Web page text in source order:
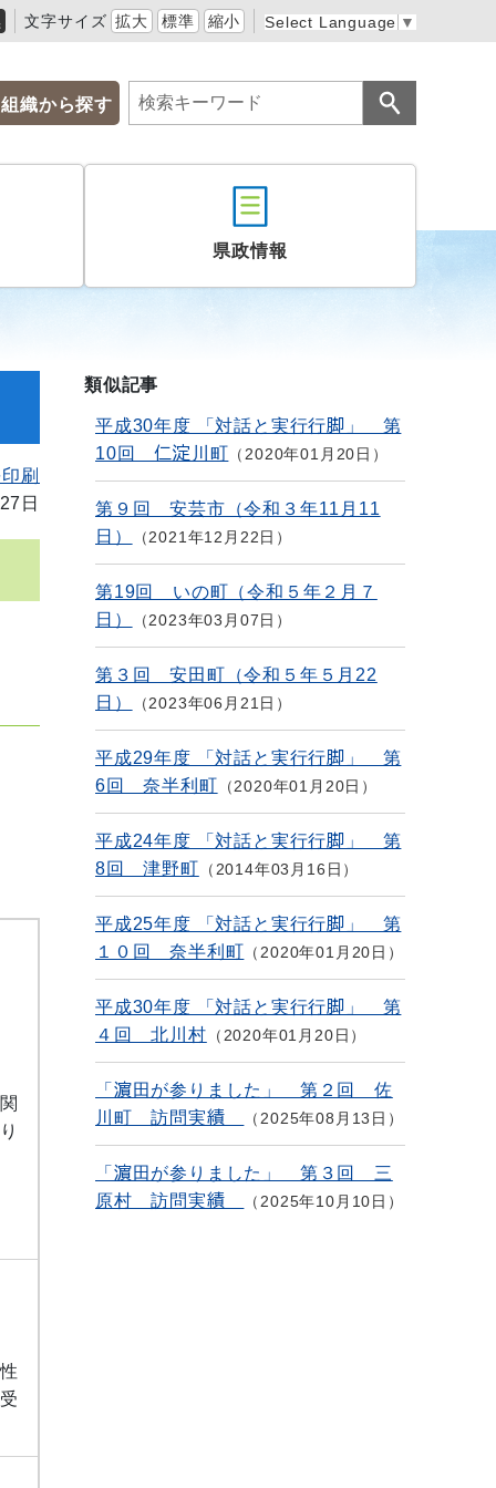
文字サイズ 拡大 標準 縮小 Select Language ▼
組織から探す
県政情報
刷
日
類似記事
平成30年度 「対話と実行行脚」 第
10回 仁淀川町
2020年01月20日
第９回 安芸市（令和３年11月11
日）
2021年12月22日
第19回 いの町（令和５年２月７
日）
2023年03月07日
第３回 安田町（令和５年５月22
日）
2023年06月21日
平成29年度 「対話と実行行脚」 第
6回 奈半利町
2020年01月20日
平成24年度 「対話と実行行脚」 第
8回 津野町
2014年03月16日
平成25年度 「対話と実行行脚」 第
１０回 奈半利町
2020年01月20日
平成30年度 「対話と実行行脚」 第
４回 北川村
2020年01月20日
「濵田が参りました」 第２回 佐
川町 訪問実績
2025年08月13日
「濵田が参りました」 第３回 三
原村 訪問実績
2025年10月10日